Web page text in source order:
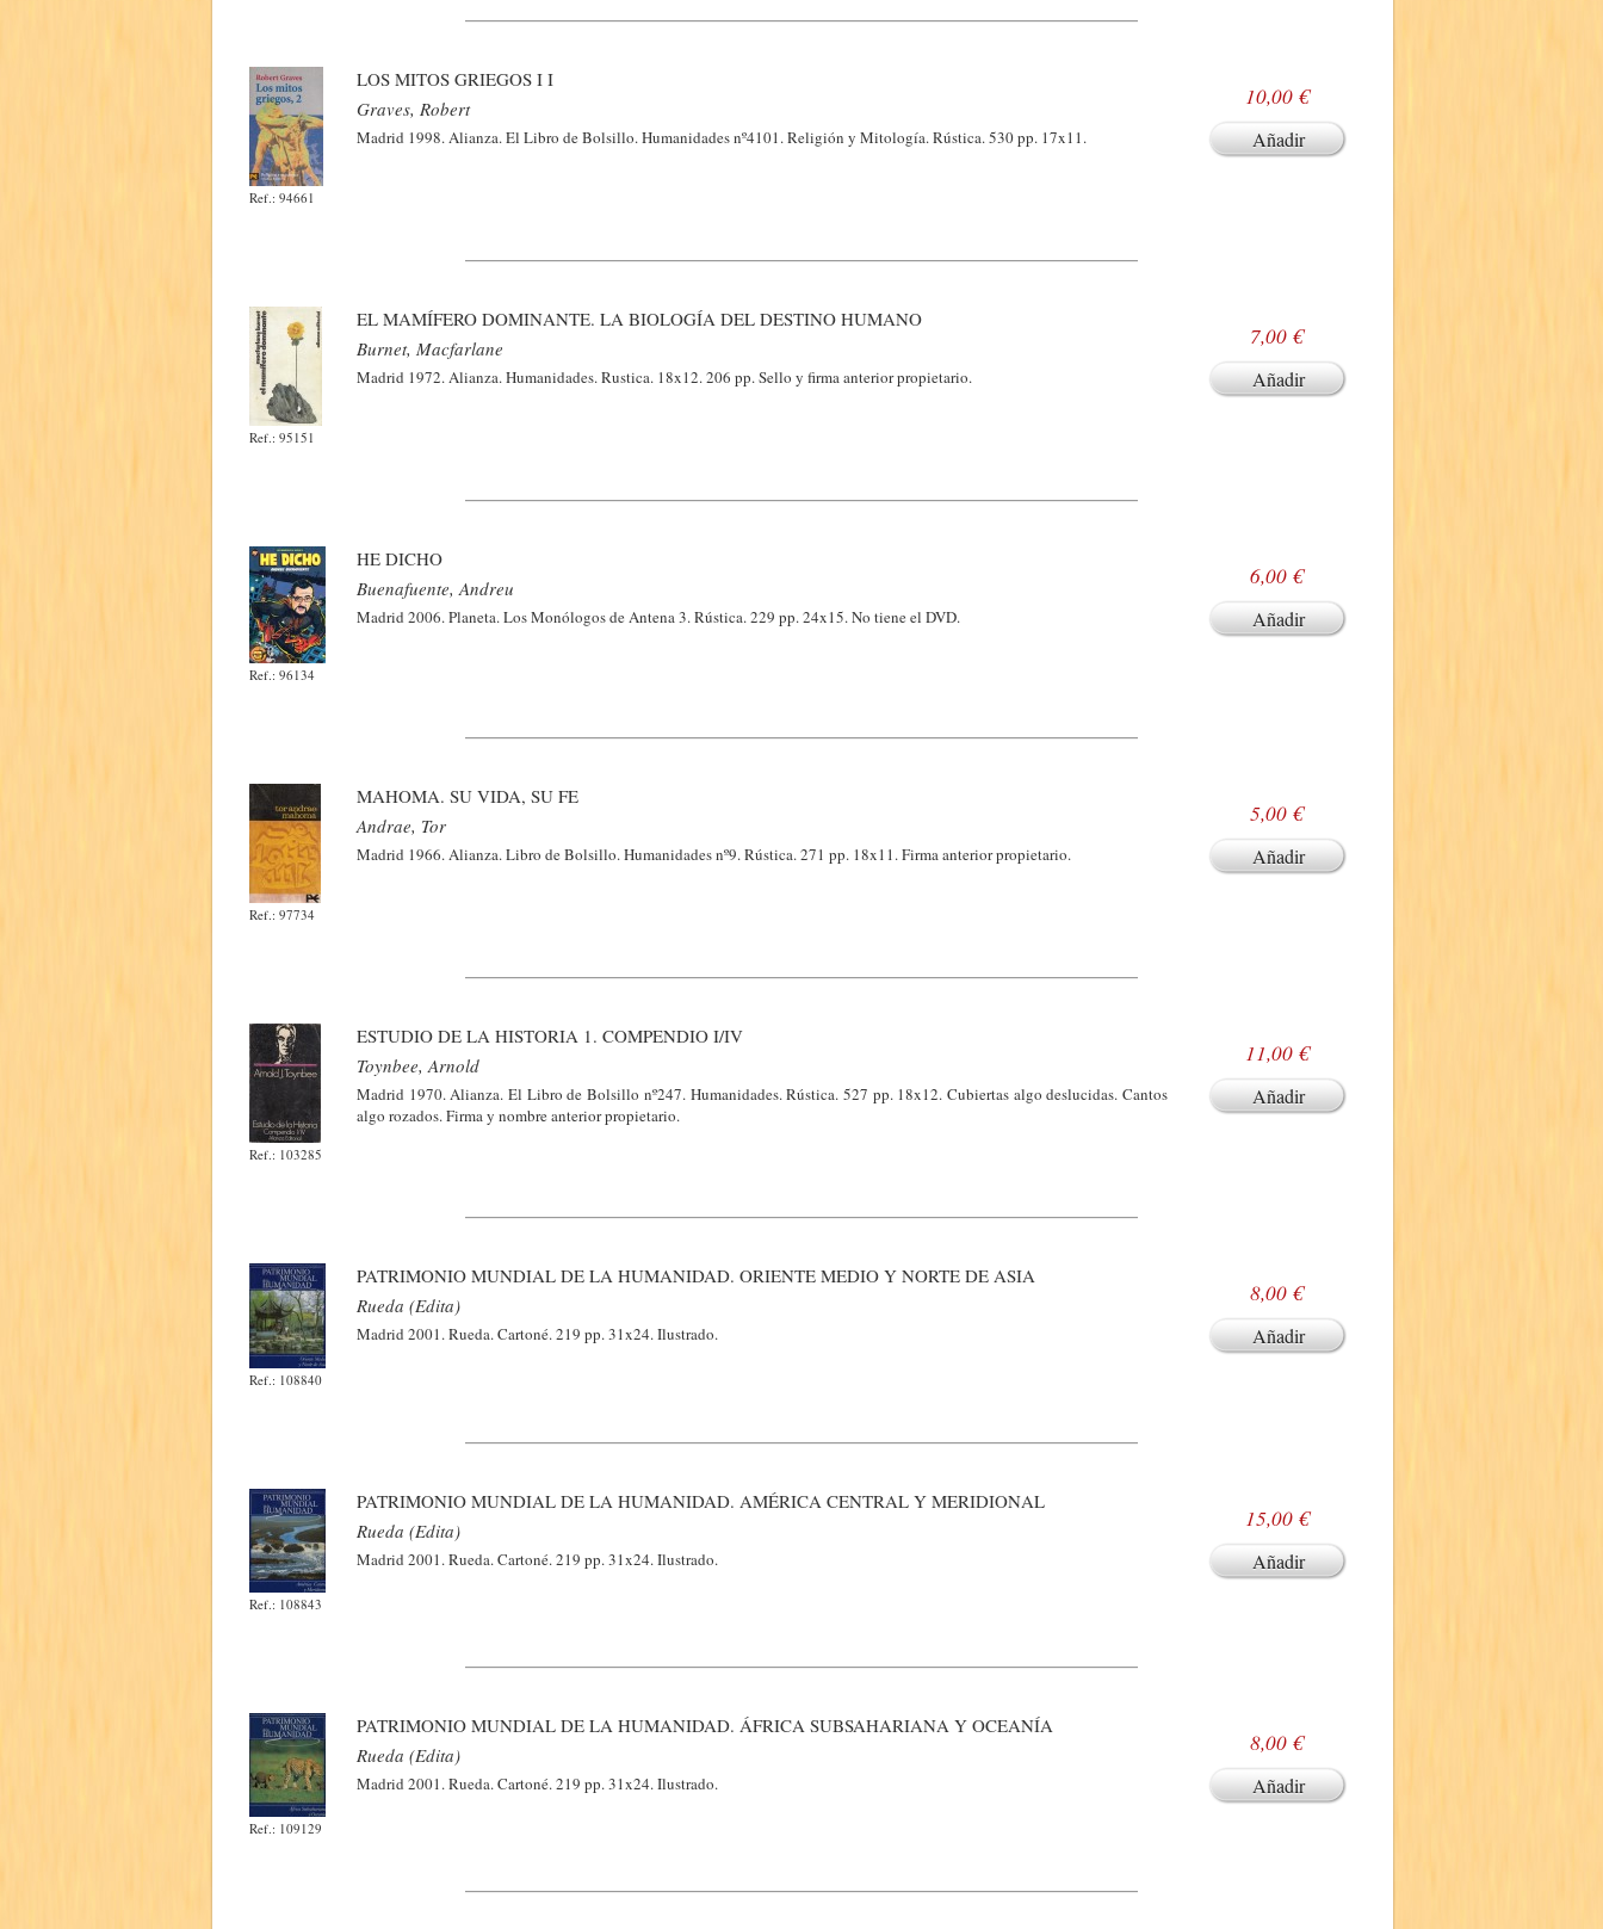
Ref.: 94661
LOS MITOS GRIEGOS I I
Graves, Robert
Madrid 1998. Alianza. El Libro de Bolsillo. Humanidades nº4101. Religión y Mitología. Rústica. 530 pp. 17x11.
10,00 €
Añadir
Ref.: 95151
EL MAMÍFERO DOMINANTE. LA BIOLOGÍA DEL DESTINO HUMANO
Burnet, Macfarlane
Madrid 1972. Alianza. Humanidades. Rustica. 18x12. 206 pp. Sello y firma anterior propietario.
7,00 €
Añadir
Ref.: 96134
HE DICHO
Buenafuente, Andreu
Madrid 2006. Planeta. Los Monólogos de Antena 3. Rústica. 229 pp. 24x15. No tiene el DVD.
6,00 €
Añadir
Ref.: 97734
MAHOMA. SU VIDA, SU FE
Andrae, Tor
Madrid 1966. Alianza. Libro de Bolsillo. Humanidades nº9. Rústica. 271 pp. 18x11. Firma anterior propietario.
5,00 €
Añadir
Ref.: 103285
ESTUDIO DE LA HISTORIA 1. COMPENDIO I/IV
Toynbee, Arnold
Madrid 1970. Alianza. El Libro de Bolsillo nº247. Humanidades. Rústica. 527 pp. 18x12. Cubiertas algo deslucidas. Cantos
algo rozados. Firma y nombre anterior propietario.
11,00 €
Añadir
Ref.: 108840
PATRIMONIO MUNDIAL DE LA HUMANIDAD. ORIENTE MEDIO Y NORTE DE ASIA
Rueda (Edita)
Madrid 2001. Rueda. Cartoné. 219 pp. 31x24. Ilustrado.
8,00 €
Añadir
Ref.: 108843
PATRIMONIO MUNDIAL DE LA HUMANIDAD. AMÉRICA CENTRAL Y MERIDIONAL
Rueda (Edita)
Madrid 2001. Rueda. Cartoné. 219 pp. 31x24. Ilustrado.
15,00 €
Añadir
Ref.: 109129
PATRIMONIO MUNDIAL DE LA HUMANIDAD. ÁFRICA SUBSAHARIANA Y OCEANÍA
Rueda (Edita)
Madrid 2001. Rueda. Cartoné. 219 pp. 31x24. Ilustrado.
8,00 €
Añadir